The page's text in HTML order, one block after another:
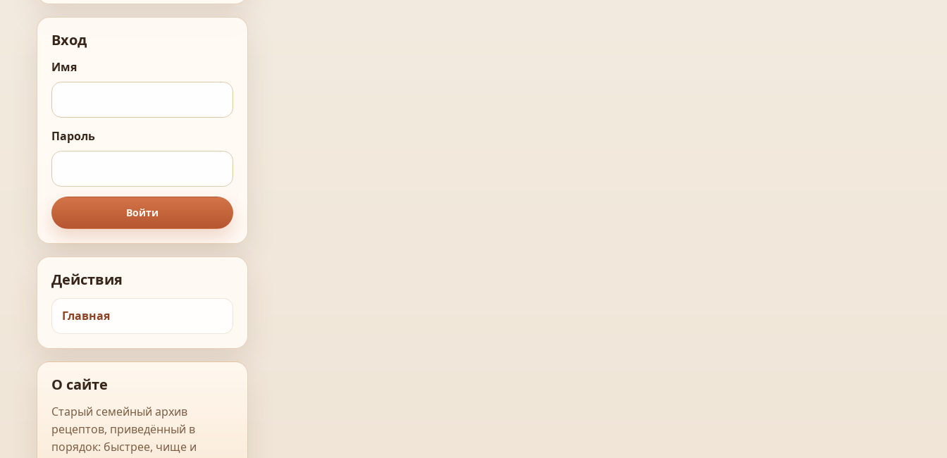
Вход
Имя
Пароль
Войти
Действия
Главная
О сайте
Старый семейный архив
рецептов, приведённый в
порядок: быстрее, чище и